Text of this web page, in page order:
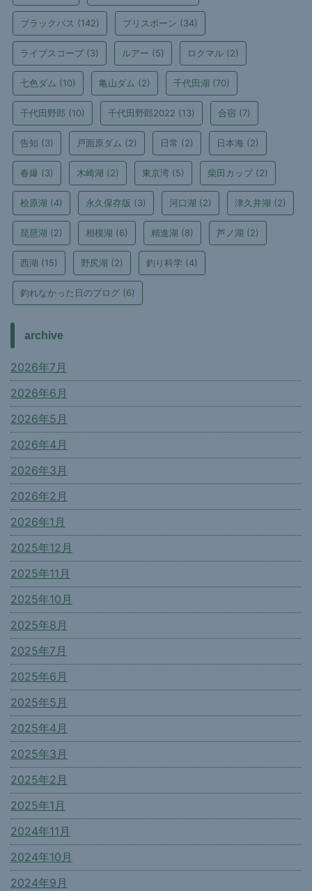
ブラックバス (142) プリスポーン (34)
ライブスコープ (3) ルアー (5) ロクマル (2)
七色ダム (10) 亀山ダム (2) 千代田湖 (70)
千代田野郎 (10) 千代田野郎2022 (13) 合宿 (7)
告知 (3) 戸面原ダム (2) 日常 (2) 日本海 (2)
春爆 (3) 木崎湖 (2) 東京湾 (5) 柴田カップ (2)
桧原湖 (4) 永久保存版 (3) 河口湖 (2) 津久井湖 (2)
琵琶湖 (2) 相模湖 (6) 精進湖 (8) 芦ノ湖 (2)
西湖 (15) 野尻湖 (2) 釣り科学 (4)
釣れなかった日のブログ (6)
archive
2026年7月
2026年6月
2026年5月
2026年4月
2026年3月
2026年2月
2026年1月
2025年12月
2025年11月
2025年10月
2025年8月
2025年7月
2025年6月
2025年5月
2025年4月
2025年3月
2025年2月
2025年1月
2024年11月
2024年10月
2024年9月